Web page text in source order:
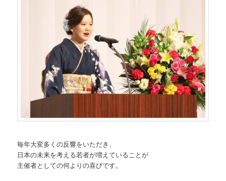
毎年大変多くの反響をいただき、
日本の未来を考える若者が増えていることが
主催者としての何よりの喜びです。